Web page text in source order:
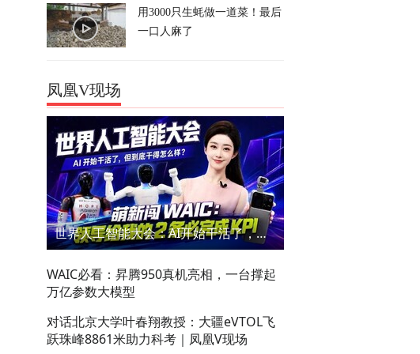
用3000只生蚝做一道菜！最后
一口人麻了
凤凰V现场
世界人工智能大会：AI开始干活了，但到底干的怎么样？萌新闯WAIC
WAIC必看：昇腾950真机亮相，一台撑起
万亿参数大模型
对话北京大学叶春翔教授：大疆eVTOL飞
跃珠峰8861米助力科考｜凤凰V现场